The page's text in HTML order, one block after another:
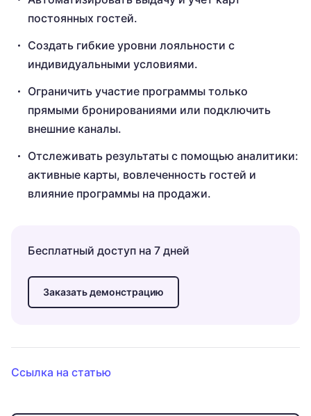
постоянных гостей.
Создать гибкие уровни лояльности с
индивидуальными условиями.
Ограничить участие программы только
прямыми бронированиями или подключить
внешние каналы.
Отслеживать результаты с помощью аналитики:
активные карты, вовлеченность гостей и
влияние программы на продажи.
Бесплатный доступ на 7 дней
Заказать демонстрацию
Ссылка на статью